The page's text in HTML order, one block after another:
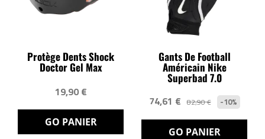
Protège Dents Shock
Doctor Gel Max
19,90 €
GO PANIER
Gants De Football
Américain Nike
Superbad 7.0
74,61 € 82,90 € -10%
GO PANIER